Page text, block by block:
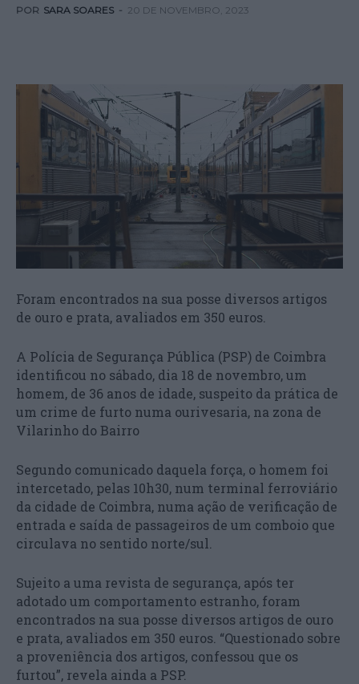
POR SARA SOARES - 20 DE NOVEMBRO, 2023
Foram encontrados na sua posse diversos artigos
de ouro e prata, avaliados em 350 euros.
A Polícia de Segurança Pública (PSP) de Coimbra
identificou no sábado, dia 18 de novembro, um
homem, de 36 anos de idade, suspeito da prática de
um crime de furto numa ourivesaria, na zona de
Vilarinho do Bairro
Segundo comunicado daquela força, o homem foi
intercetado, pelas 10h30, num terminal ferroviário
da cidade de Coimbra, numa ação de verificação de
entrada e saída de passageiros de um comboio que
circulava no sentido norte/sul.
Sujeito a uma revista de segurança, após ter
adotado um comportamento estranho, foram
encontrados na sua posse diversos artigos de ouro
e prata, avaliados em 350 euros. “Questionado sobre
a proveniência dos artigos, confessou que os
furtou”, revela ainda a PSP.